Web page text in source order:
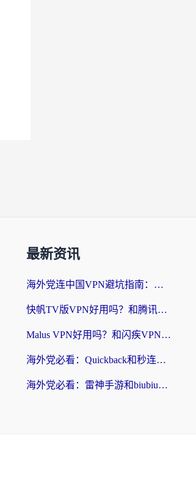
最新资讯
海外党连中国VPN避坑指南：如何选到真正能无缝刷国内资源的加速器？
快帆TV版VPN好用吗？和腾讯VPN对比哪个回国效果更好？海外党必看的真实体验指南
Malus VPN好用吗？和闪疾VPN对比哪个回国效果更好？海外华人的实用避坑指南
海外党必看：Quickback和秒连好用吗？3步选对回国加速器，无缝刷国内资源
海外党必看：雷神手游和biubiu好用吗？3招选对回国加速器无缝刷国内资源